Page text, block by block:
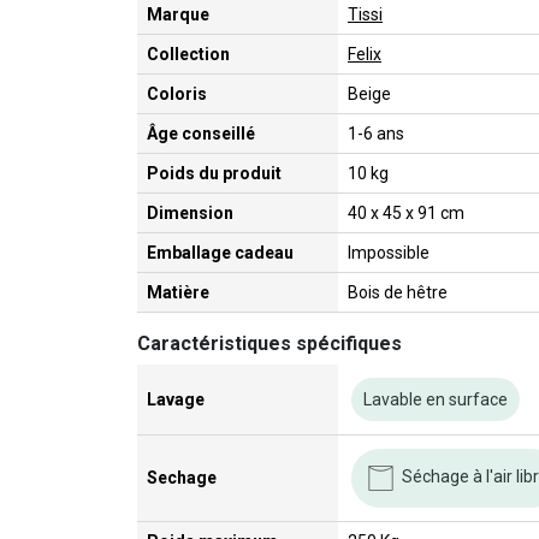
Marque Tissi
Collection Felix
Coloris Beige
Âge conseillé 1-6 ans
Poids du produit 10 kg
Dimension 40 x 45 x 91 cm
Emballage cadeau Impossible
Matière Bois de hêtre
Caractéristiques spécifiques
Lavage Lavable en surface
Sechage Séchage à l'air